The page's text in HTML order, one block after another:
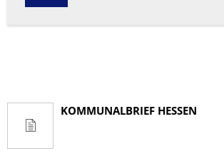
KOMMUNALBRIEF HESSEN